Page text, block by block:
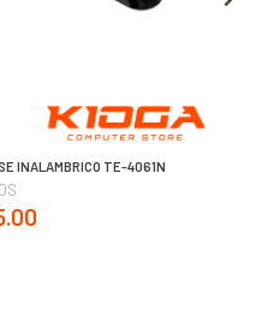
INALAMBRICO TE-4061N